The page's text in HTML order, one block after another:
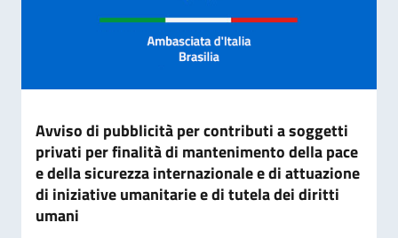
Avviso di pubblicità per contributi a soggetti
privati per finalità di mantenimento della pace
e della sicurezza internazionale e di attuazione
di iniziative umanitarie e di tutela dei diritti
umani